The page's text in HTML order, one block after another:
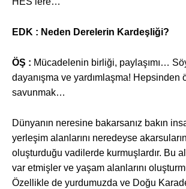
EDK : Neden Derelerin Kardeşliği?
ÖŞ : Mücadelenin birliği, paylaşımı…
dayanışma ve yardımlaşma! Hepsinden
savunmak…
Dünyanın neresine bakarsanız bakın
yerleşim alanlarını neredeyse
oluşturduğu vadilerde kurmuşlardır. Bu
var etmişler ve yaşam alanlarını
Özellikle de yurdumuzda ve Doğu